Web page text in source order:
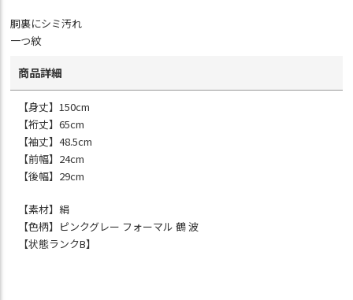
胴裏にシミ汚れ
一つ紋
商品詳細
【身丈】150cm
【裄丈】65cm
【袖丈】48.5cm
【前幅】24cm
【後幅】29cm
【素材】絹
【色柄】ピンクグレー フォーマル 鶴 波
【状態ランクB】